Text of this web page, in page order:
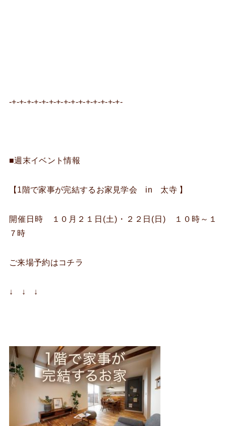
-+-+-+-+-+-+-+-+-+-+-+-+-+-+-+-
■週末イベント情報
【1階で家事が完結するお家見学会 in 太寺 】
開催日時 １０月２１日(土)・２２日(日) １０時～１
７時
ご来場予約はコチラ
↓ ↓ ↓